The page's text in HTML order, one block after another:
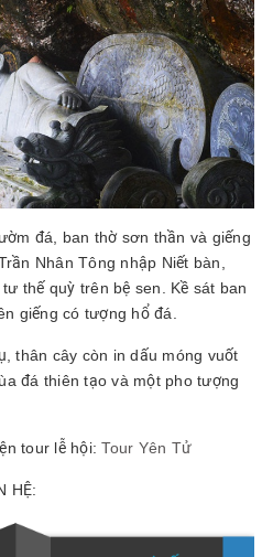
đá, ban thờ sơn thần và giếng
Nhân Tông nhập Niết bàn,
thế quỳ trên bệ sen. Kề sát ban
giếng có tượng hổ đá.
thân cây còn in dấu móng vuốt
đá thiên tạo và một pho tượng
tour lễ hội:Tour Yên Tử
HỆ: